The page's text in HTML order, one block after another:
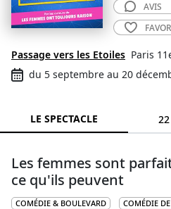
Passage vers les Etoiles Paris
du 5 septembre au 20
AVIS
LE SPECTACLE
Les femmes sont
ce qu'ils peuvent
COMÉDIE & BOULEVARD COMÉDIE